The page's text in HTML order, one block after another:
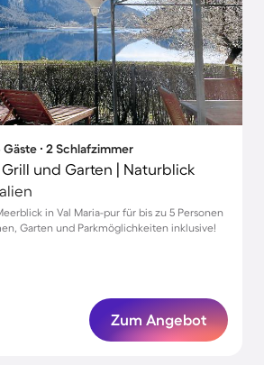
∙ 2 Schlafzimmer
und Garten | Naturblick
in Val Maria-pur für bis zu 5 Personen
Garten und Parkmöglichkeiten inklusive!
Zum Angebot